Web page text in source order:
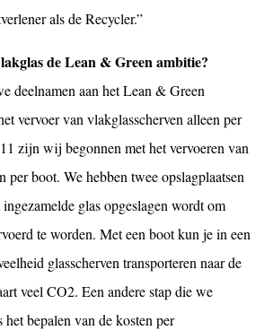
als de Recycler.”
de Lean & Green ambitie?
deelnamen aan het Lean & Green
vervoer van vlakglasscherven alleen per
zijn wij begonnen met het vervoeren van
per boot. We hebben twee opslagplaatsen
glas opgeslagen wordt om
te worden. Met een boot kun je in een
glasscherven transporteren naar de
veel CO2. Een andere stap die we
het bepalen van de kosten per